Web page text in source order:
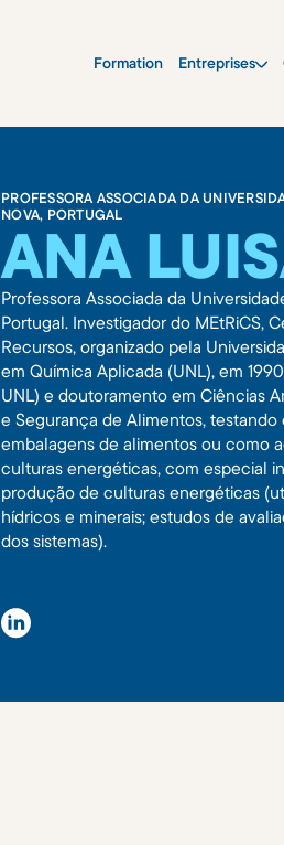
Formation Entreprises
PROFESSORA ASSOCIADA DA
NOVA, PORTUGAL
ANA
Professora Associada da
Portugal. Investigador do MEtRiCS,
Recursos, organizado pela
em Química Aplicada (UNL), em
UNL) e doutoramento em Ciências
e Segurança de Alimentos,
embalagens de alimentos ou como
culturas energéticas, com especial
produção de culturas energéticas
hídricos e minerais; estudos de
dos sistemas).